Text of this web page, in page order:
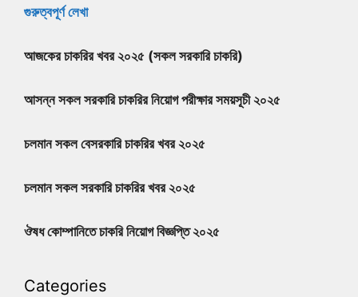
গুরুত্বপূর্ণ লেখা
আজকের চাকরির খবর ২০২৫ (সকল সরকারি চাকরি)
আসন্ন সকল সরকারি চাকরির নিয়োগ পরীক্ষার সময়সূচী ২০২৫
চলমান সকল বেসরকারি চাকরির খবর ২০২৫
চলমান সকল সরকারি চাকরির খবর ২০২৫
ঔষধ কোম্পানিতে চাকরি নিয়োগ বিজ্ঞপ্তি ২০২৫
Categories